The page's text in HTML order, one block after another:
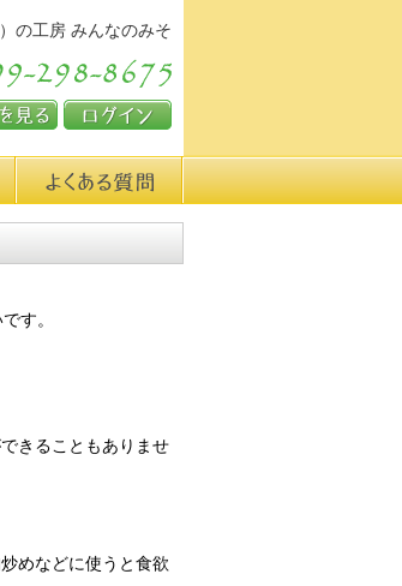
の工房 みんなのみそ
す。
きることもありませ
めなどに使うと食欲